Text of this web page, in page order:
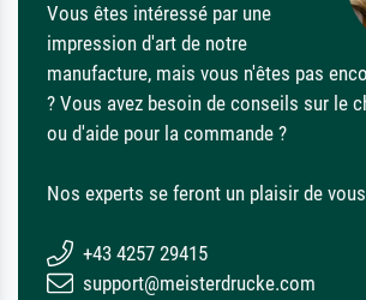
Vous êtes intéressé par une
impression d'art de notre
manufacture, mais vous n'êtes pas
? Vous avez besoin de conseils sur le
ou d'aide pour la commande ?
Nos experts se feront un plaisir de
+43 4257 29415
support@meisterdrucke.com